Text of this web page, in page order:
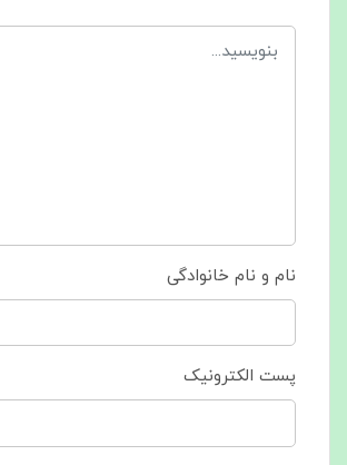
نام و نام خانوادگی
پست الکترونیک